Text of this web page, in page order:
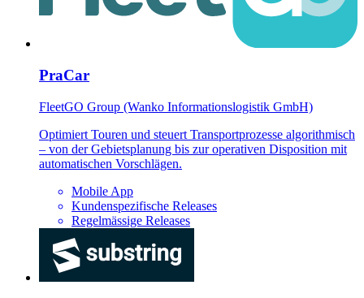
PraCar
FleetGO Group (Wanko Informationslogistik GmbH)
Optimiert Touren und steuert Transportprozesse algorithmisch
– von der Gebietsplanung bis zur operativen Disposition mit
automatischen Vorschlägen.
Mobile App
Kundenspezifische Releases
Regelmässige Releases